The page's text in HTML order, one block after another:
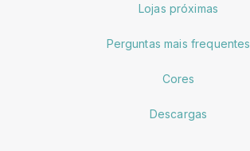
Lojas próximas
Perguntas mais frequentes
Cores
Descargas